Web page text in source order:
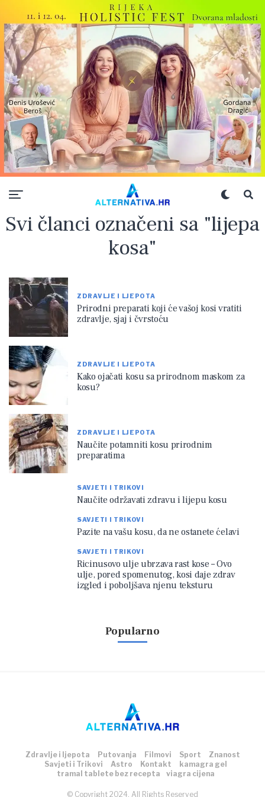
Svi članci označeni sa "lijepa
kosa"
ZDRAVLJE I LJEPOTA
Prirodni preparati koji će vašoj kosi vratiti
zdravlje, sjaj i čvrstoću
ZDRAVLJE I LJEPOTA
Kako ojačati kosu sa prirodnom maskom za
kosu?
ZDRAVLJE I LJEPOTA
Naučite potamniti kosu prirodnim
preparatima
SAVJETI I TRIKOVI
Naučite održavati zdravu i lijepu kosu
SAVJETI I TRIKOVI
Pazite na vašu kosu, da ne ostanete ćelavi
SAVJETI I TRIKOVI
Ricinusovo ulje ubrzava rast kose – Ovo
ulje, pored spomenutog, kosi daje zdrav
izgled i poboljšava njenu teksturu
Popularno
Zdravlje i ljepota Putovanja Filmovi Sport
Znanost
Savjeti i Trikovi
Astro Kontakt
kamagra gel
tramal tablete bez recepta
viagra cijena
© Copyright 2024, All Rights Reserved